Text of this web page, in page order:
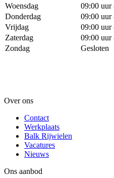
Woensdag
09:00 uur
Donderdag
09:00 uur
Vrijdag
09:00 uur
Zaterdag
09:00 uur
Zondag
Gesloten
Over ons
Contact
Werkplaats
Balk Rijwielen
Vacatures
Nieuws
Ons aanbod